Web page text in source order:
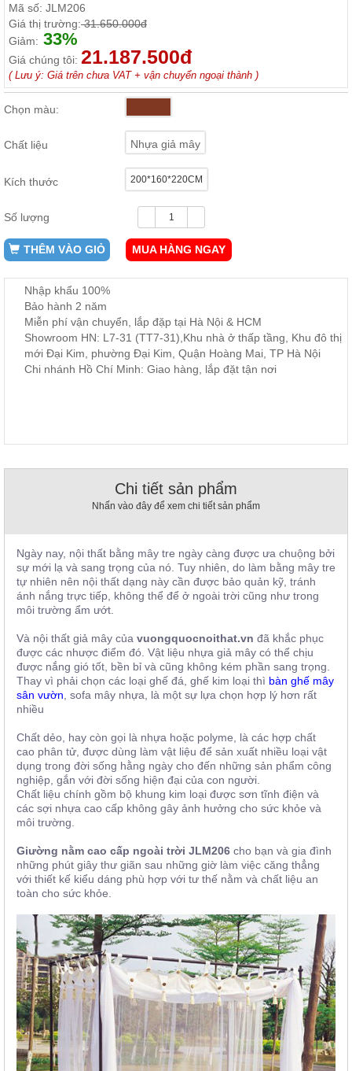
áo, bàn
trang
điểm
Nội
Thất
ăn,
kệ
Nội
Thất
Ban
Công,
Vườn
Trang
Nội
Thất
Nhà
Hàng
Hàng
Mã số: JLM206
Giá thị trường:31.650.000đ
Giảm: 33%
Giá chúng tôi: 21.187.500đ
( Lưu ý: Giá trên chưa VAT + vận chuyển ngoại thành )
Chọn màu:
Chất liệu Nhựa giả mây
Kích thước 200*160*220CM
Số lượng
THÊM VÀO GIỎ MUA HÀNG NGAY
Nhập khẩu 100%
Bảo hành 2 năm
Miễn phí vận chuyển, lắp đặp tại Hà Nội & HCM
Showroom HN: L7-31 (TT7-31),Khu nhà ở thấp tầng, Khu đô thị
mới Đại Kim, phường Đại Kim, Quận Hoàng Mai, TP Hà Nội
Chi nhánh Hồ Chí Minh: Giao hàng, lắp đặt tận nơi
Chi tiết sản phẩm
Nhấn vào đây để xem chi tiết sản phẩm
Ngày nay, nội thất bằng mây tre ngày càng được ưa chuộng bởi
sự mới lạ và sang trọng của nó. Tuy nhiên, do làm bằng mây tre
tự nhiên nên nội thất dạng này cần được bảo quản kỹ, tránh
ánh nắng trực tiếp, không thể để ở ngoài trời cũng như trong
môi trường ẩm ướt.
Và nội thất giả mây của vuongquocnoithat.vn đã khắc phục
được các nhược điểm đó. Vật liệu nhựa giả mây có thể chịu
được nắng gió tốt, bền bỉ và cũng không kém phần sang trọng.
Thay vì phải chọn các loại ghế đá, ghế kim loại thì bàn ghế mây
sân vườn, sofa mây nhựa, là một sự lựa chọn hợp lý hơn rất
nhiều
Chất dẻo, hay còn gọi là nhựa hoặc polyme, là các hợp chất
cao phân tử, được dùng làm vật liệu để sản xuất nhiều loại vật
dụng trong đời sống hằng ngày cho đến những sản phẩm công
nghiệp, gắn với đời sống hiện đại của con người.
Chất liệu chính gồm bộ khung kim loại được sơn tĩnh điện và
các sợi nhựa cao cấp không gây ảnh hưởng cho sức khỏe và
môi trường.
Giường nằm cao cấp ngoài trời JLM206 cho bạn và gia đình
những phút giây thư giãn sau những giờ làm việc căng thẳng
với thiết kế kiểu dáng phù hợp với tư thế nằm và chất liệu an
toàn cho sức khỏe.